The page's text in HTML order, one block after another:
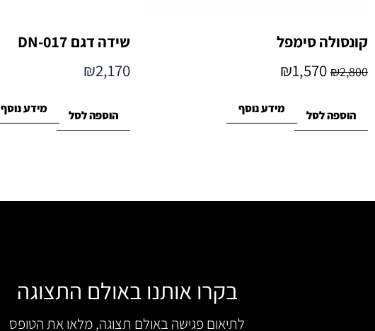
קונסולה סימפל
₪2,800
₪1,570
הוספה לסל מידע נוסף
שידה דגם DN-017
₪2,170
הוספה לסל מידע נוסף
בקרו אותנו באולם התצוגה
לתיאום פגישה באולם תצוגה, מלאו את הטופס